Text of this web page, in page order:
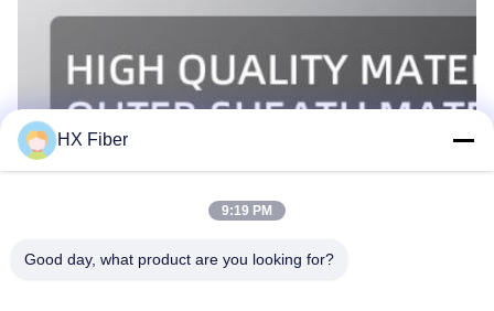
HX Fiber
9:19 PM
Good day, what product are you looking for?